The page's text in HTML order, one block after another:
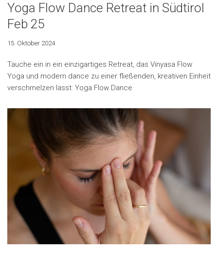
Yoga Flow Dance Retreat in Südtirol
Feb 25
15. Oktober 2024
Tauche ein in ein einzigartiges Retreat, das Vinyasa Flow
Yoga und modern dance zu einer fließenden, kreativen Einheit
verschmelzen lässt: Yoga Flow Dance